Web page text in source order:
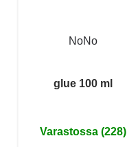
NoNo
glue 100 ml
Varastossa (228)